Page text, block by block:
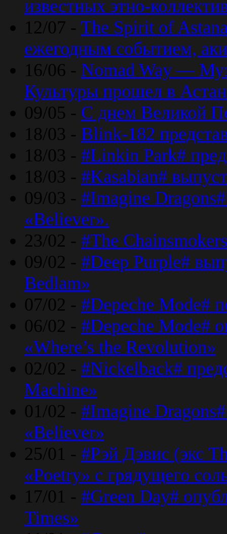
известных этно-
12/07 - The Spirit of
ежегодным событием,
16/06 - Nomad Way —
Культуры прошел в
09/05 - С днем Великой
18/03 - Blink-182
18/03 - #Linkin Park#
18/03 - #Kasabian#
09/03 - #Imagine
«Believer».
23/02 - #The
09/02 - #Deep Purple#
Bedlam»
07/02 - #Depeche Mode#
06/02 - #Depeche Mode#
«Where’s the Revolution»
02/02 - #Nickelback#
Machine»
01/02 - #Imagine
«Believer»
25/01 - #Рэй Дэвис (экс
«Poetry» с грядущего
17/01 - #Green Day#
Times»